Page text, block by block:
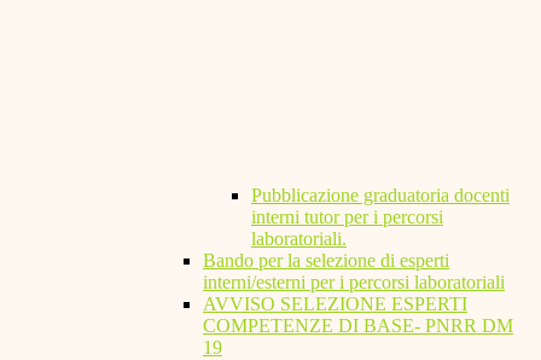
Pubblicazione graduatoria docenti
interni tutor per i percorsi
laboratoriali.
Bando per la selezione di esperti
interni/esterni per i percorsi laboratoriali
AVVISO SELEZIONE ESPERTI
COMPETENZE DI BASE- PNRR DM
19